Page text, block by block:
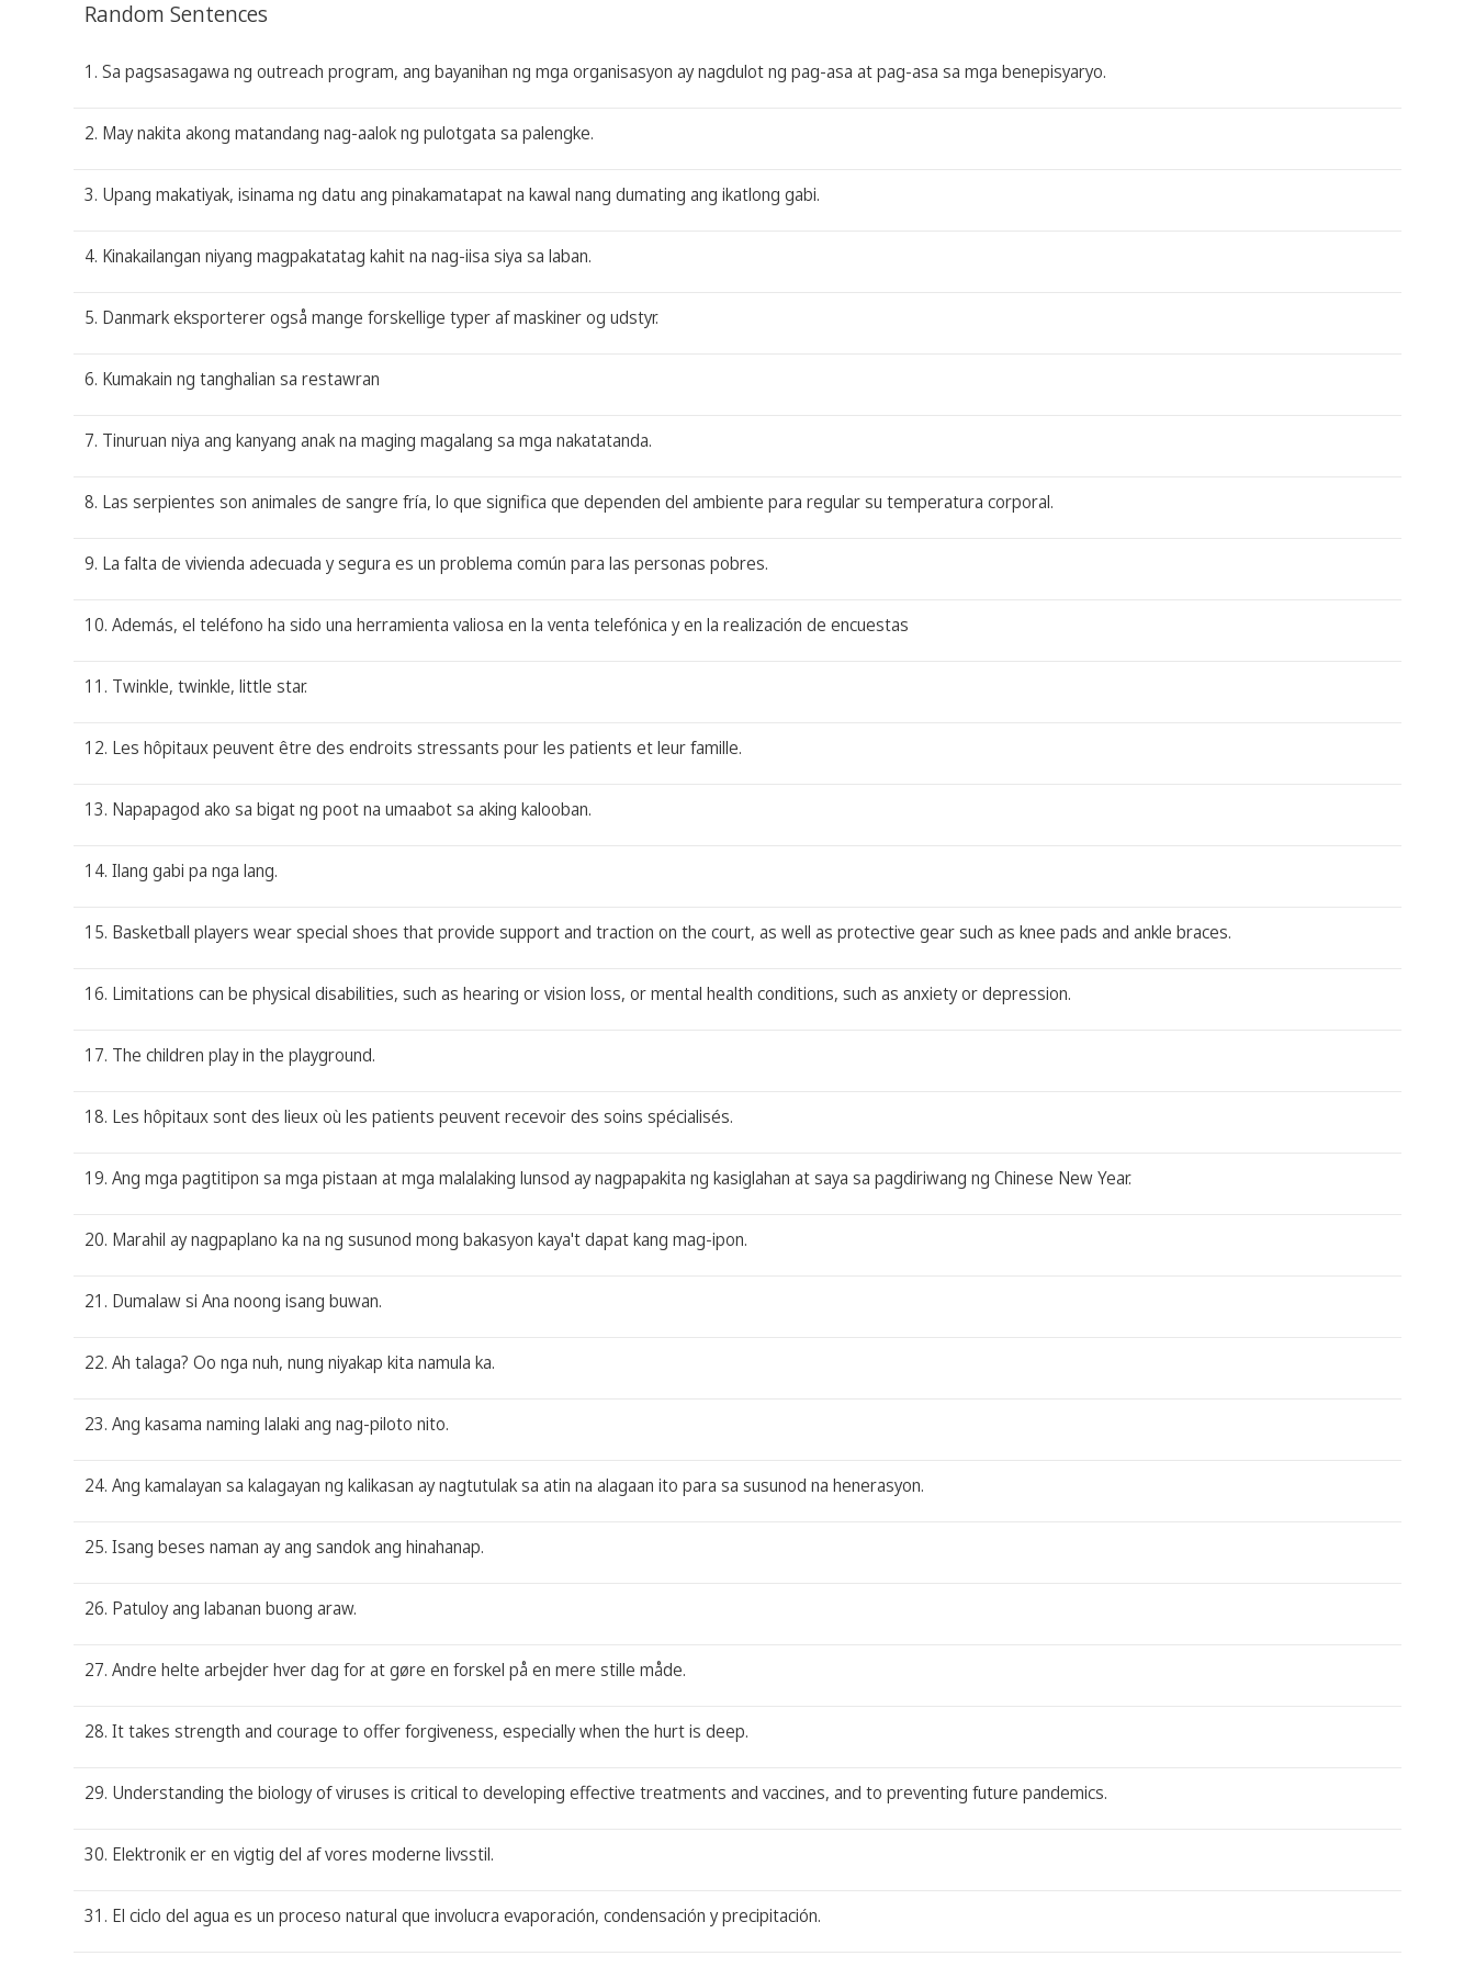
Random Sentences
1. Sa pagsasagawa ng outreach program, ang bayanihan ng mga organisasyon ay nagdulot ng pag-asa at pag-asa sa mga benepisyaryo.
2. May nakita akong matandang nag-aalok ng pulotgata sa palengke.
3. Upang makatiyak, isinama ng datu ang pinakamatapat na kawal nang dumating ang ikatlong gabi.
4. Kinakailangan niyang magpakatatag kahit na nag-iisa siya sa laban.
5. Danmark eksporterer også mange forskellige typer af maskiner og udstyr.
6. Kumakain ng tanghalian sa restawran
7. Tinuruan niya ang kanyang anak na maging magalang sa mga nakatatanda.
8. Las serpientes son animales de sangre fría, lo que significa que dependen del ambiente para regular su temperatura corporal.
9. La falta de vivienda adecuada y segura es un problema común para las personas pobres.
10. Además, el teléfono ha sido una herramienta valiosa en la venta telefónica y en la realización de encuestas
11. Twinkle, twinkle, little star.
12. Les hôpitaux peuvent être des endroits stressants pour les patients et leur famille.
13. Napapagod ako sa bigat ng poot na umaabot sa aking kalooban.
14. Ilang gabi pa nga lang.
15. Basketball players wear special shoes that provide support and traction on the court, as well as protective gear such as knee pads and ankle braces.
16. Limitations can be physical disabilities, such as hearing or vision loss, or mental health conditions, such as anxiety or depression.
17. The children play in the playground.
18. Les hôpitaux sont des lieux où les patients peuvent recevoir des soins spécialisés.
19. Ang mga pagtitipon sa mga pistaan at mga malalaking lunsod ay nagpapakita ng kasiglahan at saya sa pagdiriwang ng Chinese New Year.
20. Marahil ay nagpaplano ka na ng susunod mong bakasyon kaya't dapat kang mag-ipon.
21. Dumalaw si Ana noong isang buwan.
22. Ah talaga? Oo nga nuh, nung niyakap kita namula ka.
23. Ang kasama naming lalaki ang nag-piloto nito.
24. Ang kamalayan sa kalagayan ng kalikasan ay nagtutulak sa atin na alagaan ito para sa susunod na henerasyon.
25. Isang beses naman ay ang sandok ang hinahanap.
26. Patuloy ang labanan buong araw.
27. Andre helte arbejder hver dag for at gøre en forskel på en mere stille måde.
28. It takes strength and courage to offer forgiveness, especially when the hurt is deep.
29. Understanding the biology of viruses is critical to developing effective treatments and vaccines, and to preventing future pandemics.
30. Elektronik er en vigtig del af vores moderne livsstil.
31. El ciclo del agua es un proceso natural que involucra evaporación, condensación y precipitación.